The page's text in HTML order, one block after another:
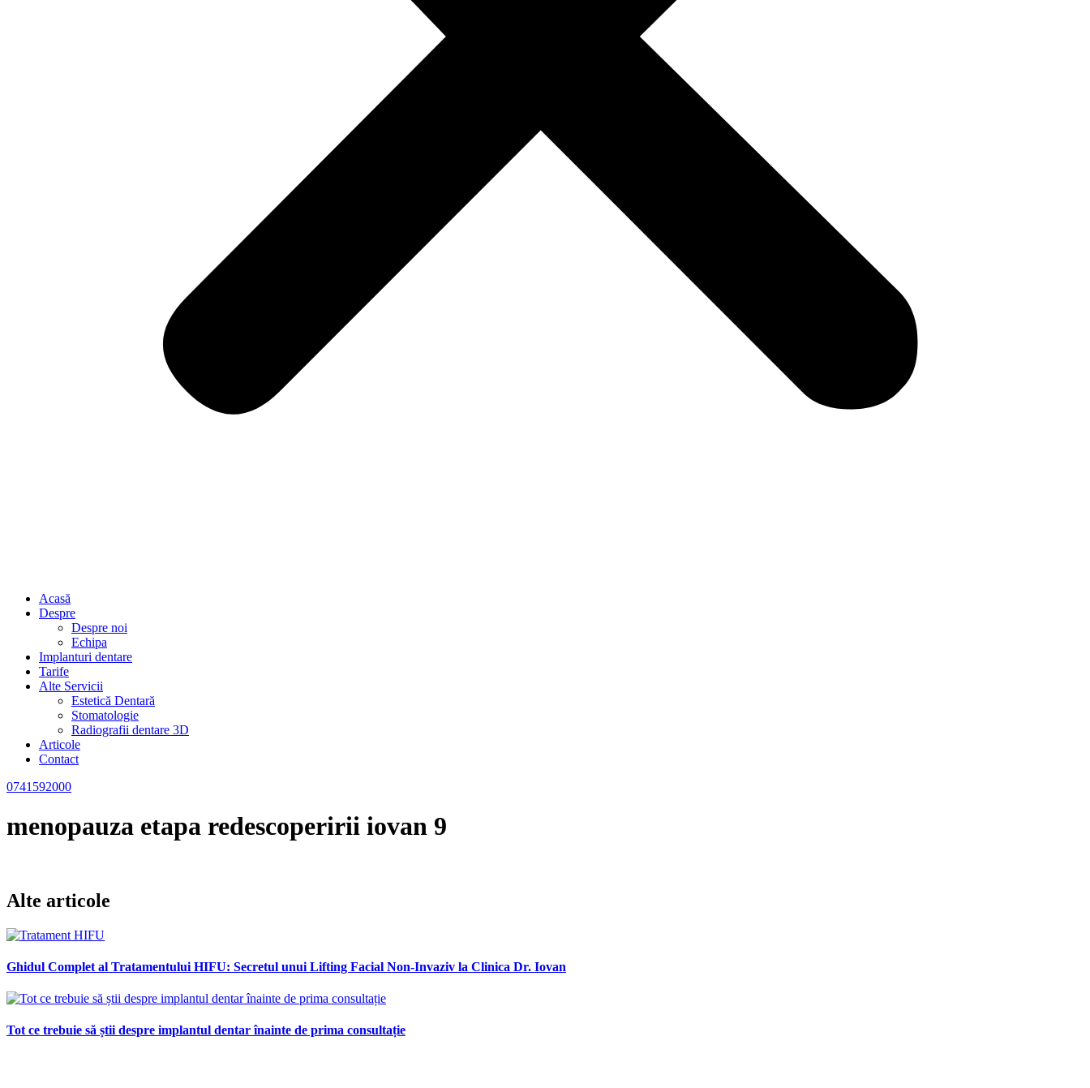
Acasă
Despre
Despre noi
Echipa
Implanturi dentare
Tarife
Alte Servicii
Estetică Dentară
Stomatologie
Radiografii dentare 3D
Articole
Contact
0741592000
menopauza etapa redescoperirii iovan 9
Alte articole
Ghidul Complet al Tratamentului HIFU: Secretul unui Lifting Facial Non-Invaziv la Clinica Dr. Iovan
Tot ce trebuie să știi despre implantul dentar înainte de prima consultație